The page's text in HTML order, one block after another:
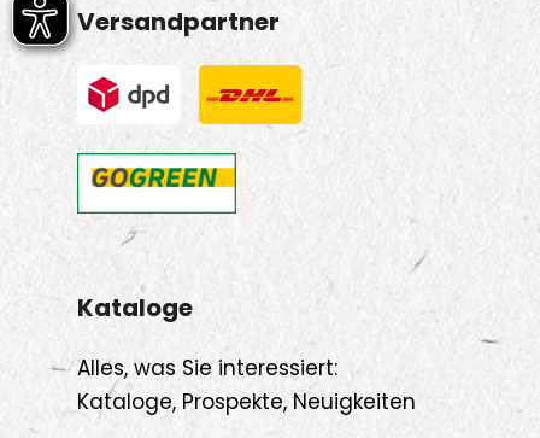
Versandpartner
Kataloge
Alles, was Sie interessiert:
Kataloge, Prospekte, Neuigkeiten